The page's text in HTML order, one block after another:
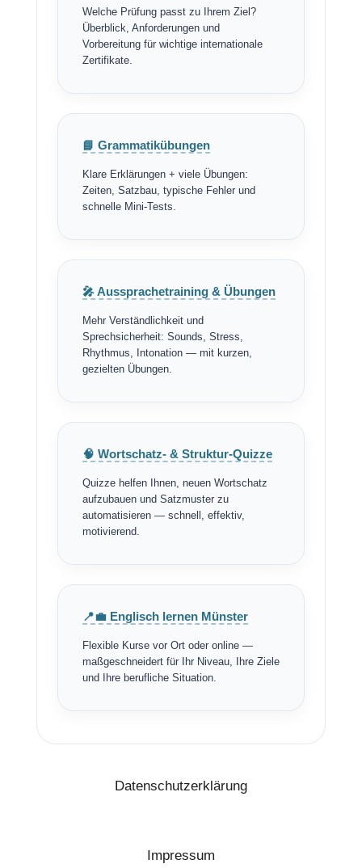
Welche Prüfung passt zu Ihrem Ziel?
Überblick, Anforderungen und
Vorbereitung für wichtige internationale
Zertifikate.
📘 Grammatikübungen
Klare Erklärungen + viele Übungen:
Zeiten, Satzbau, typische Fehler und
schnelle Mini-Tests.
🎤 Aussprachetraining & Übungen
Mehr Verständlichkeit und
Sprechsicherheit: Sounds, Stress,
Rhythmus, Intonation — mit kurzen,
gezielten Übungen.
🧠 Wortschatz- & Struktur-Quizze
Quizze helfen Ihnen, neuen Wortschatz
aufzubauen und Satzmuster zu
automatisieren — schnell, effektiv,
motivierend.
📍💼 Englisch lernen Münster
Flexible Kurse vor Ort oder online —
maßgeschneidert für Ihr Niveau, Ihre Ziele
und Ihre berufliche Situation.
Datenschutzerklärung
Impressum